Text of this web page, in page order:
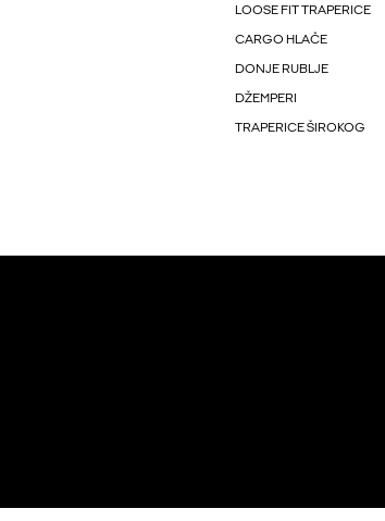
LOOSE FIT TRAPERICE
CARGO HLAČE
DONJE RUBLJE
DŽEMPERI
TRAPERICE ŠIROKOG